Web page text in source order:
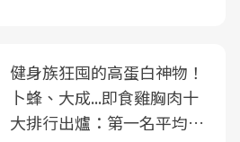
健身族狂囤的高蛋白神物！
卜蜂、大成...即食雞胸肉十
大排行出爐：第一名平均一